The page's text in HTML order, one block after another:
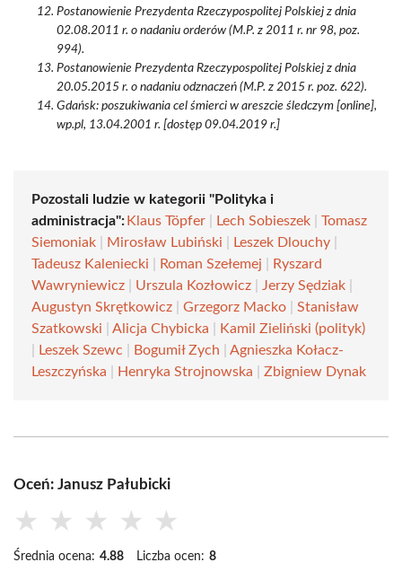
Postanowienie Prezydenta Rzeczypospolitej Polskiej z dnia
02.08.2011 r. o nadaniu orderów (M.P. z 2011 r. nr 98, poz.
994).
Postanowienie Prezydenta Rzeczypospolitej Polskiej z dnia
20.05.2015 r. o nadaniu odznaczeń (M.P. z 2015 r. poz. 622).
Gdańsk: poszukiwania cel śmierci w areszcie śledczym [online],
wp.pl, 13.04.2001 r. [dostęp 09.04.2019 r.]
Pozostali ludzie w kategorii "Polityka i
administracja": Klaus Töpfer Lech Sobieszek
Tomasz
Siemoniak
Mirosław Lubiński Leszek Dlouchy
Tadeusz Kaleniecki
Roman Szełemej
Ryszard
Wawryniewicz
Urszula Kozłowicz Jerzy Sędziak
Augustyn Skrętkowicz
Grzegorz Macko
Stanisław
Szatkowski
Alicja Chybicka
Kamil Zieliński (polityk)
Leszek Szewc Bogumił Zych
Agnieszka Kołacz-
Leszczyńska
Henryka Strojnowska Zbigniew Dynak
Oceń: Janusz Pałubicki
★ ★ ★ ★ ★
Średnia ocena: 4.88 Liczba ocen: 8